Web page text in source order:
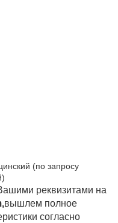
(по запросу
реквизитами на
вышлем полное
согласно